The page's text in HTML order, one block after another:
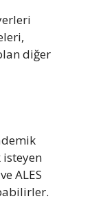
diğer
ALES